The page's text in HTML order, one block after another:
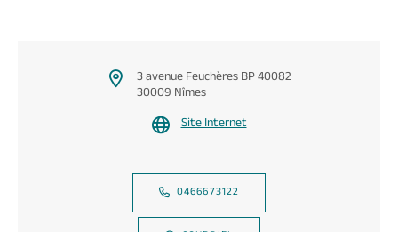
3 avenue Feuchères BP 40082
30009 Nîmes
Site Internet
0466673122